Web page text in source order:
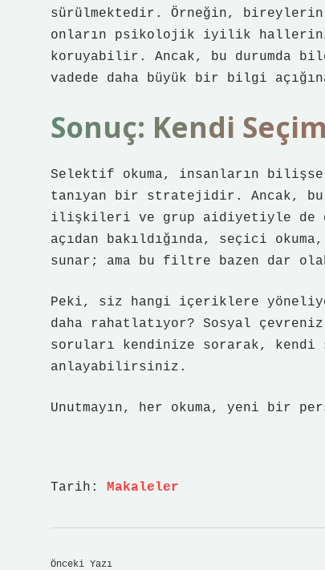
sürülmektedir. Örneğin,
onların psikolojik iyilik
koruyabilir. Ancak, bu durumda
vadede daha büyük bir bilgi
Sonuç: Kendi
Selektif okuma, insanların
tanıyan bir stratejidir. Ancak, bu
ilişkileri ve grup aidiyetiyle de
açıdan bakıldığında, seçici
sunar; ama bu filtre bazen dar
Peki, siz hangi içeriklere
daha rahatlatıyor? Sosyal
soruları kendinize sorarak, kendi
anlayabilirsiniz.
Unutmayın, her okuma, yeni bir
Tarih: Makaleler
Önceki Yazı